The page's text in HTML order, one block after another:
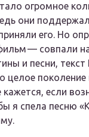
огромное
они
его. Но
— совпали
и песни, текст
целое
если
я спела песню